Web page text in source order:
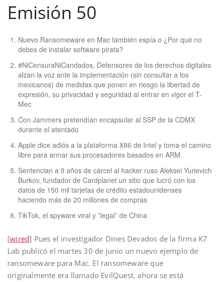
Emisión 50
Nuevo Ransomeware en Mac también espía o ¿Por qué no
debes de instalar software pirata?
#NiCensuraNiCandados, Defensores de los derechos digitales
alzan la voz ante la implementación (sin consultar a los
mexicanos) de medidas que ponen en riesgo la libertad de
expresión, su privacidad y seguridad al entrar en vigor el T-
Mec
Con Jammers pretendían encapsular al SSP de la CDMX
durante el atentado
Apple dice adiós a la plataforma X86 de Intel y toma el camino
libre para armar sus procesadores basados en ARM.
Sentencian a 9 años de cárcel al hacker ruso Aleksei Yurievich
Burkov, fundador de Cardplanet un sitio que lucró con los
datos de 150 mil tarjetas de crédito estadounidenses
haciendo más de 20 millones de compras
TikTok, el spyware viral y ”legal” de China
[wired] Pues el investigador Dines Devados de la firma K7
Lab publicó el martes 30 de junio un nuevo ejemplo de
ransomeware para Mac. El ransomeware que
originalmente era llamado EvilQuest, ahora se está